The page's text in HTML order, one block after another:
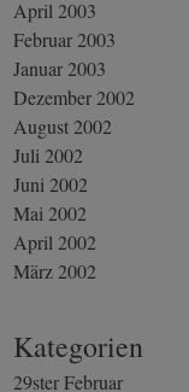
April 2003
Februar 2003
Januar 2003
Dezember 2002
August 2002
Juli 2002
Juni 2002
Mai 2002
April 2002
März 2002
Kategorien
29ster Februar